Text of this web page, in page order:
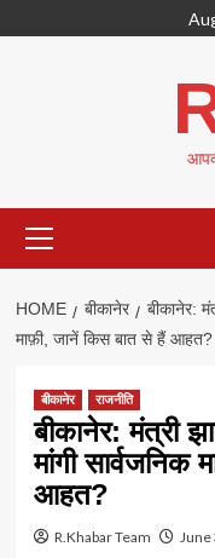
to
Menu
HOME बीकानेर
बीकानेर:
माफ़ी, जानें किस बात से हैं आहत?
बीकानेर राजनीति
बीकानेर: मंत्री
मांगी सार्वजनिक
आहत?
R.Khabar Team June